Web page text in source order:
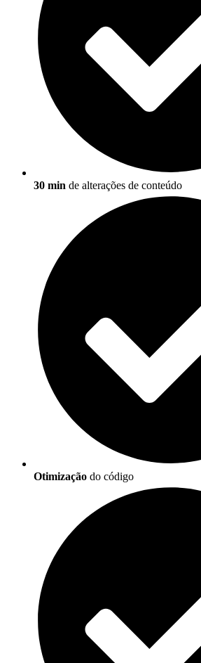
30 min de alterações de conteúdo
Otimização do código